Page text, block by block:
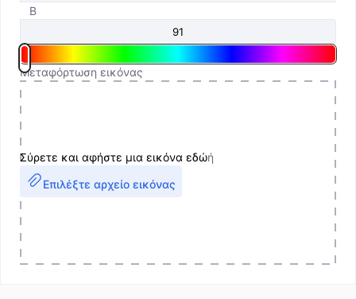
B
Μεταφόρτωση εικόνας
Σύρετε και αφήστε μια εικόνα εδώή
Επιλέξτε αρχείο εικόνας